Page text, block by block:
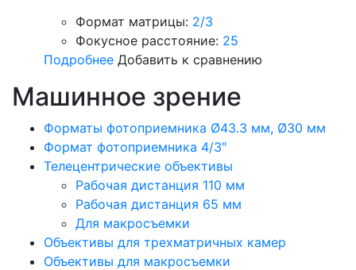
Формат матрицы: 2/3
Фокусное расстояние: 25
Подробнее Добавить к сравнению
Машинное зрение
Форматы фотоприемника Ø43.3 мм, Ø30 мм
Формат фотоприемника 4/3″
Телецентрические объективы
Рабочая дистанция 110 мм
Рабочая дистанция 65 мм
Для макросъемки
Объективы для трехматричных камер
Объективы для макросъемки